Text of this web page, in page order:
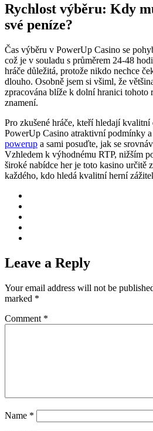
Rychlost výběru: Kdy
své peníze?
Čas výběru v PowerUp Casino se
což je v souladu s průměrem 24-48
hráče důležitá, protože nikdo nechce
dlouho. Osobně jsem si všiml, že
zpracována blíže k dolní hranici tohoto
znamení.
Pro zkušené hráče, kteří hledají
PowerUp Casino atraktivní podmínky
powerup a sami posuďte, jak se
Vzhledem k výhodnému RTP, nižším
široké nabídce her je toto kasino určitě
každého, kdo hledá kvalitní herní
Leave a Reply
Your email address will not be
marked *
Comment *
Name *